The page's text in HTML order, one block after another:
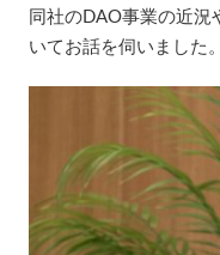
同社のDAO事業の近
いてお話を伺いました。